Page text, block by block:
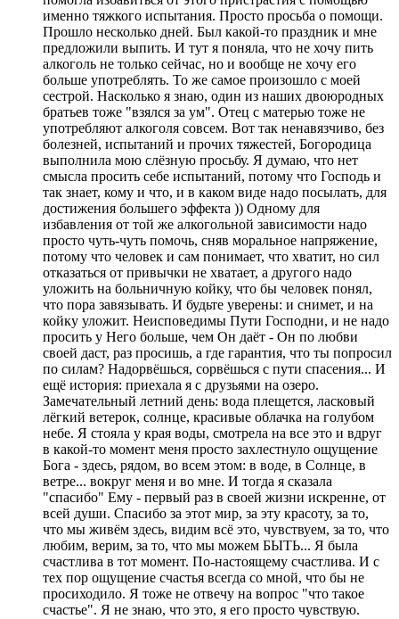
именно тяжкого испытания. Просто просьба о помощи.
Прошло несколько дней. Был какой-то праздник и мне
предложили выпить. И тут я поняла, что не хочу пить
алкоголь не только сейчас, но и вообще не хочу его
больше употреблять. То же самое произошло с моей
сестрой. Насколько я знаю, один из наших двоюродных
братьев тоже "взялся за ум". Отец с матерью тоже не
употребляют алкоголя совсем. Вот так ненавязчиво, без
болезней, испытаний и прочих тяжестей, Богородица
выполнила мою слёзную просьбу. Я думаю, что нет
смысла просить себе испытаний, потому что Господь и
так знает, кому и что, и в каком виде надо посылать, для
достижения большего эффекта )) Одному для
избавления от той же алкогольной зависимости надо
просто чуть-чуть помочь, сняв моральное напряжение,
потому что человек и сам понимает, что хватит, но сил
отказаться от привычки не хватает, а другого надо
уложить на больничную койку, что бы человек понял,
что пора завязывать. И будьте уверены: и снимет, и на
койку уложит. Неисповедимы Пути Господни, и не надо
просить у Него больше, чем Он даёт - Он по любви
своей даст, раз просишь, а где гарантия, что ты попросил
по силам? Надорвёшься, сорвёшься с пути спасения... И
ещё история: приехала я с друзьями на озеро.
Замечательный летний день: вода плещется, ласковый
лёгкий ветерок, солнце, красивые облачка на голубом
небе. Я стояла у края воды, смотрела на все это и вдруг
в какой-то момент меня просто захлестнуло ощущение
Бога - здесь, рядом, во всем этом: в воде, в Солнце, в
ветре... вокруг меня и во мне. И тогда я сказала
"спасибо" Ему - первый раз в своей жизни искренне, от
всей души. Спасибо за этот мир, за эту красоту, за то,
что мы живём здесь, видим всё это, чувствуем, за то, что
любим, верим, за то, что мы можем БЫТЬ... Я была
счастлива в тот момент. По-настоящему счастлива. И с
тех пор ощущение счастья всегда со мной, что бы не
просиходило. Я тоже не отвечу на вопрос "что такое
счастье". Я не знаю, что это, я его просто чувствую.